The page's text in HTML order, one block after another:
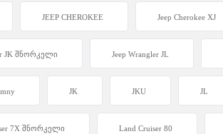
JEEP CHEROKEE Jeep Cherokee XJ
JK შნორკელი Jeep Wrangler JL
JK JKU JL
7X შნორკელი Land Cruiser 80